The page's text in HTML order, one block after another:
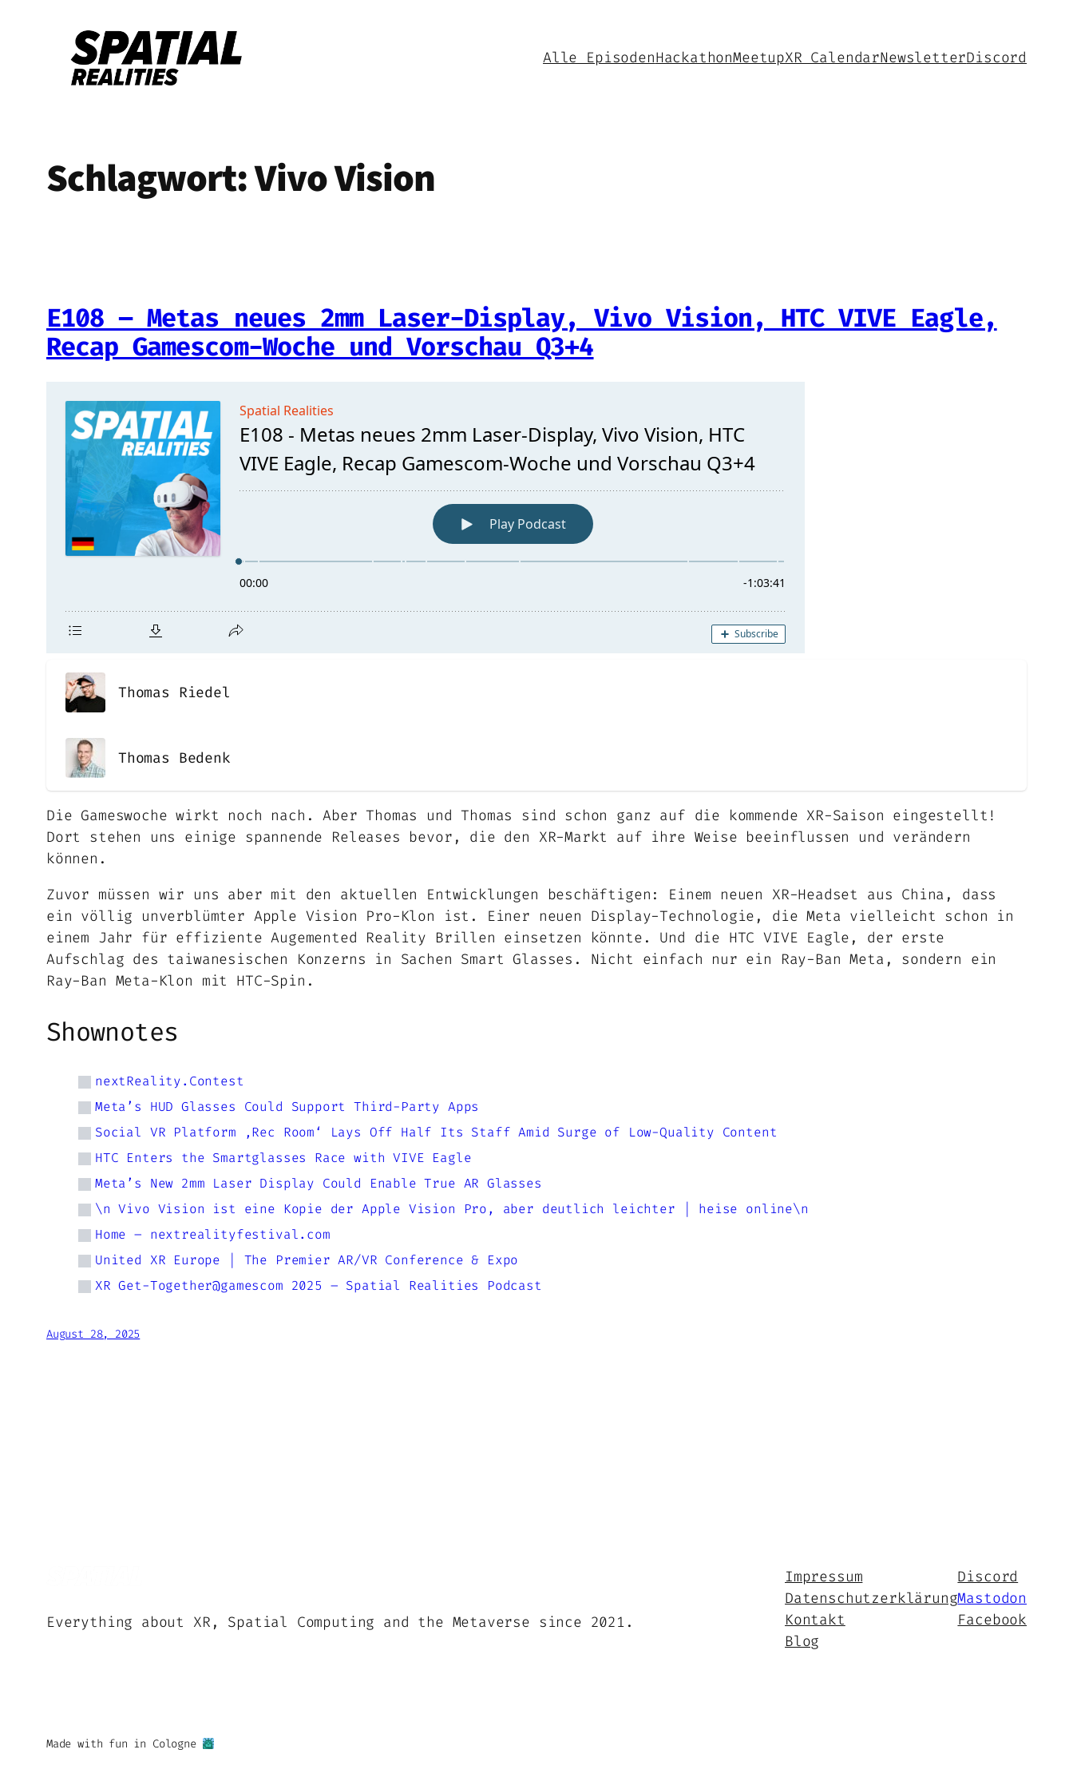
springen
Alle EpisodenHackathonMeetupXR CalendarNewsletterDiscord
Schlagwort:Vivo Vision
E108 – Metas neues 2mm Laser-Display, Vivo Vision, HTC VIVE Eagle,
Recap Gamescom-Woche und Vorschau Q3+4
Thomas Riedel
Thomas Bedenk
Die Gameswoche wirkt noch nach. Aber Thomas und Thomas sind schon ganz auf die kommende XR-Saison eingestellt!
Dort stehen uns einige spannende Releases bevor, die den XR-Markt auf ihre Weise beeinflussen und verändern
können.
Zuvor müssen wir uns aber mit den aktuellen Entwicklungen beschäftigen: Einem neuen XR-Headset aus China, dass
ein völlig unverblümter Apple Vision Pro-Klon ist. Einer neuen Display-Technologie, die Meta vielleicht schon in
einem Jahr für effiziente Augemented Reality Brillen einsetzen könnte. Und die HTC VIVE Eagle, der erste
Aufschlag des taiwanesischen Konzerns in Sachen Smart Glasses. Nicht einfach nur ein Ray-Ban Meta, sondern ein
Ray-Ban Meta-Klon mit HTC-Spin.
Shownotes
nextReality.Contest
Meta’s HUD Glasses Could Support Third-Party Apps
Social VR Platform ‚Rec Room‘ Lays Off Half Its Staff Amid Surge of Low-Quality Content
HTC Enters the Smartglasses Race with VIVE Eagle
Meta’s New 2mm Laser Display Could Enable True AR Glasses
\n Vivo Vision ist eine Kopie der Apple Vision Pro, aber deutlich leichter | heise online\n
Home – nextrealityfestival.com
United XR Europe | The Premier AR/VR Conference & Expo
XR Get-Together@gamescom 2025 – Spatial Realities Podcast
August 28, 2025
Everything about XR, Spatial Computing and the Metaverse since 2021.
Impressum
Datenschutzerklärung
Kontakt
Blog
Discord
Mastodon
Facebook
Made with fun in Cologne